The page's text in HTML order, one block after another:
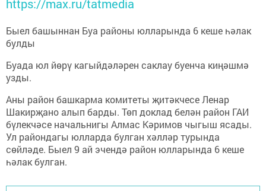
https://max.ru/tatmedia
Быел башыннан Буа районы юлларында 6 кеше һәлак
булды
Буада юл йөрү кагыйдәләрен саклау буенча киңәшмә
узды.
Аны район башкарма комитеты җитәкчесе Ленар
Шакирҗано алып барды. Төп доклад белән район ГАИ
бүлекчәсе начальнигы Алмас Кәримов чыгыш ясады.
Ул райондагы юлларда булган хәлләр турында
сөйләде. Быел 9 ай эчендә район юлларында 6 кеше
һәлак булган.